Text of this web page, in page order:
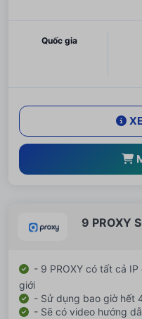
Quốc gia
9 PROXY
- 9 PROXY có tất cả
giới
- Sử dụng bao giờ hết
- Sẽ có video hướng